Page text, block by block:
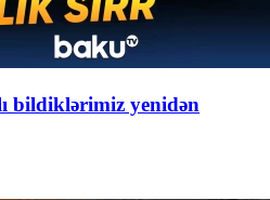
bildiklərimiz yenidən